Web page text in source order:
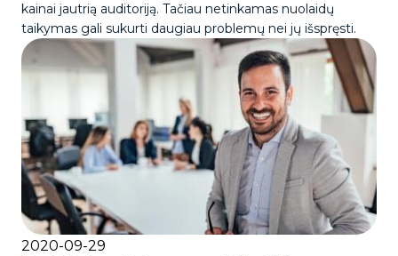
kainai jautrią auditoriją. Tačiau netinkamas nuolaidų
taikymas gali sukurti daugiau problemų nei jų išspręsti.
2020-09-29